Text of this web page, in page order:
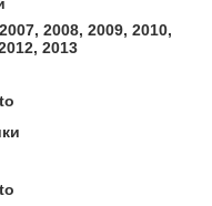
2008, 2009, 2010,
2013